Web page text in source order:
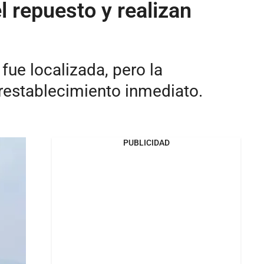
repuesto y realizan
localizada, pero la
inmediato.
PUBLICIDAD